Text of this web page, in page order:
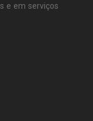
e em serviços